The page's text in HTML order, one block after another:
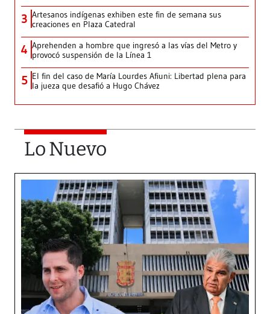
3 Artesanos indígenas exhiben este fin de semana sus
creaciones en Plaza Catedral
4 Aprehenden a hombre que ingresó a las vías del Metro y
provocó suspensión de la Línea 1
5 El fin del caso de María Lourdes Afiuni: Libertad plena para
la jueza que desafió a Hugo Chávez
Lo Nuevo